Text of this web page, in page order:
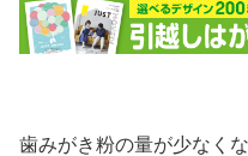
歯みがき粉の量が少なく